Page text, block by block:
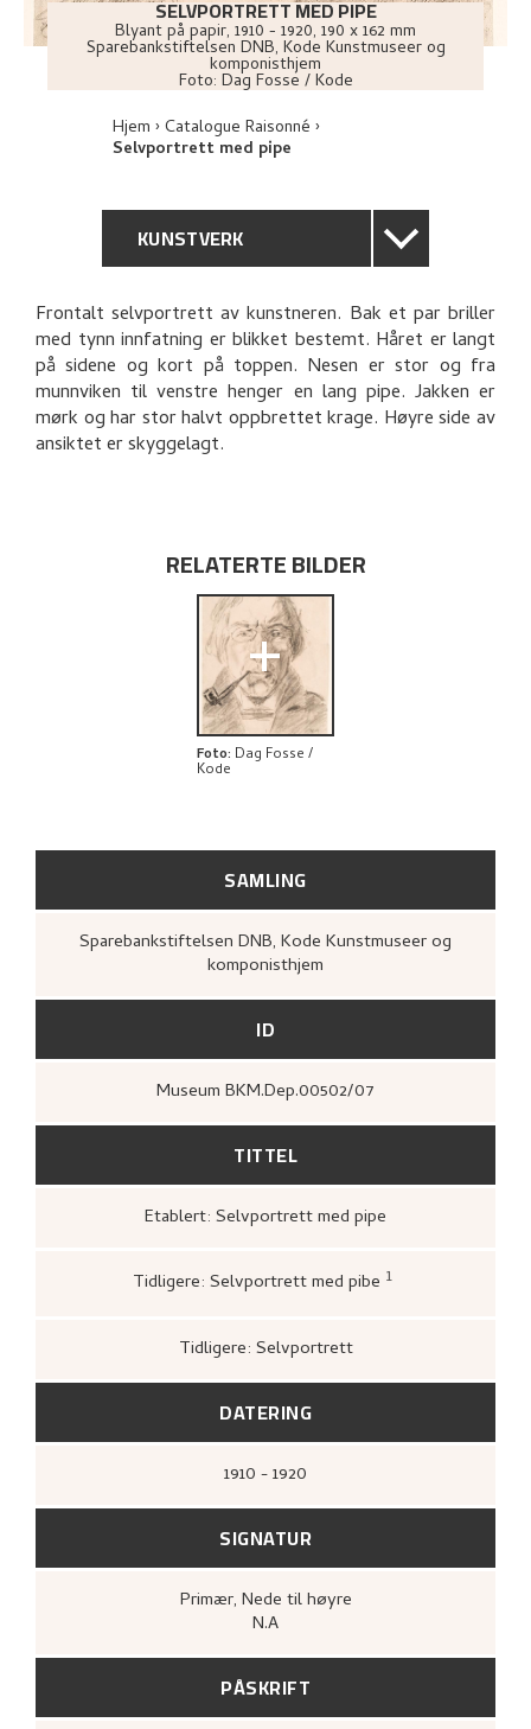
SELVPORTRETT MED PIPE
Blyant på papir, 1910 - 1920, 190 x 162 mm
Sparebankstiftelsen DNB, Kode Kunstmuseer og
komponisthjem
Foto: Dag Fosse / Kode
Hjem Catalogue Raisonné
Selvportrett med pipe
KUNSTVERK
GENERELL BESKRIVELSE
TEKNISK INFORMASJON
PROVENIENS
RELATERTE KUNSTVERK
UTFORSK
SAMLING
Sparebankstiftelsen DNB, Kode Kunstmuseer og
komponisthjem
ID
Museum BKM.Dep.00502/07
TITTEL
Etablert: Selvportrett med pipe
Tidligere: Selvportrett med pibe 1
Artes, Henie-Onstad kunstsenter,
Tidligere: Selvportrett
DATERING
1910 - 1920
SIGNATUR
Primær, Nede til høyre
N.A
PÅSKRIFT
Frontalt selvportrett av kunstneren. Bak et par briller
med tynn innfatning er blikket bestemt. Håret er langt
på sidene og kort på toppen. Nesen er stor og fra
munnviken til venstre henger en lang pipe. Jakken er
mørk og har stor halvt oppbrettet krage. Høyre side av
ansiktet er skyggelagt.
RELATERTE BILDER
+
Foto: Dag Fosse /
Kode